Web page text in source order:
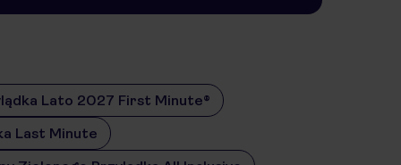
Lato 2027 First Minute®
Last Minute